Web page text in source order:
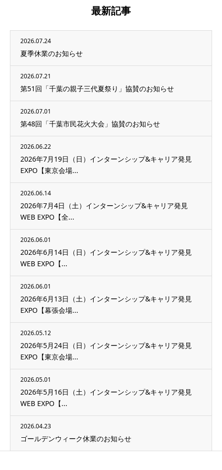
最新記事
2026.07.24
夏季休業のお知らせ
2026.07.21
第51回「千葉の親子三代夏祭り」協賛のお知らせ
2026.07.01
第48回「千葉市民花火大会」協賛のお知らせ
2026.06.22
2026年7月19日（日）インターンシップ&キャリア発見
EXPO【東京会場...
2026.06.14
2026年7月4日（土）インターンシップ&キャリア発見
WEB EXPO【全...
2026.06.01
2026年6月14日（日）インターンシップ&キャリア発見
WEB EXPO【...
2026.06.01
2026年6月13日（土）インターンシップ&キャリア発見
EXPO【幕張会場...
2026.05.12
2026年5月24日（日）インターンシップ&キャリア発見
EXPO【東京会場...
2026.05.01
2026年5月16日（土）インターンシップ&キャリア発見
WEB EXPO【...
2026.04.23
ゴールデンウィーク休業のお知らせ